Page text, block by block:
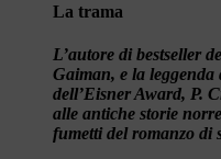
La trama
L’autore di bestseller
Gaiman, e la
dell’Eisner Award, P.
alle antiche storie
fumetti del romanzo di